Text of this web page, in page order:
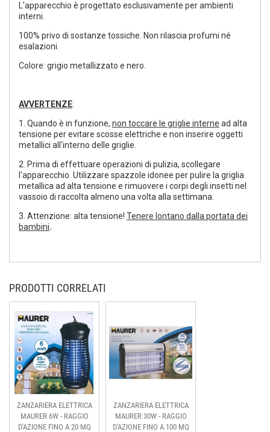
L'apparecchio è progettato esclusivamente per ambienti
interni.
100% privo di sostanze tossiche. Non rilascia profumi né
esalazioni.
Colore: grigio metallizzato e nero.
AVVERTENZE:
1. Quando è in funzione, non toccare le griglie interne ad alta
tensione per evitare scosse elettriche e non inserire oggetti
metallici all'interno delle griglie.
2. Prima di effettuare operazioni di pulizia, scollegare
l'apparecchio. Utilizzare spazzole idonee per pulire la griglia
metallica ad alta tensione e rimuovere i corpi degli insetti nel
vassoio di raccolta almeno una volta alla settimana.
3. Attenzione: alta tensione! Tenere lontano dalla portata dei
bambini.
PRODOTTI CORRELATI
ZANZARIERA ELETTRICA
MAURER 6W - RAGGIO
D'AZIONE FINO A 20 MQ
ZANZARIERA ELETTRICA
MAURER 30W - RAGGIO
D'AZIONE FINO A 100 MQ